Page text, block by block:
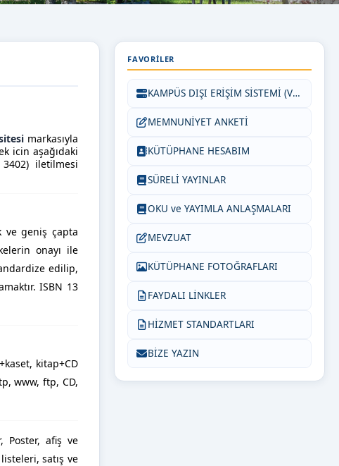
markasıyla
icin aşağıdaki
iletilmesi
ve geniş çapta
onayı ile
edilip,
ISBN 13
kitap+CD
www, ftp, CD,
Poster, afiş ve
satış ve
FAVORILER
KAMPÜS DIŞI ERİŞİM SİSTEMİ (VETİS)
MEMNUNİYET ANKETİ
KÜTÜPHANE HESABIM
SÜRELİ YAYINLAR
OKU ve YAYIMLA ANLAŞMALARI
MEVZUAT
KÜTÜPHANE FOTOĞRAFLARI
FAYDALI LİNKLER
HİZMET STANDARTLARI
BİZE YAZIN